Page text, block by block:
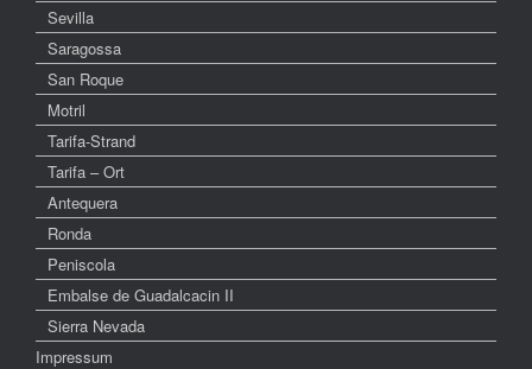
Sevilla
Saragossa
San Roque
Motril
Tarifa-Strand
Tarifa – Ort
Antequera
Ronda
Peniscola
Embalse de Guadalcacin II
Sierra Nevada
Impressum